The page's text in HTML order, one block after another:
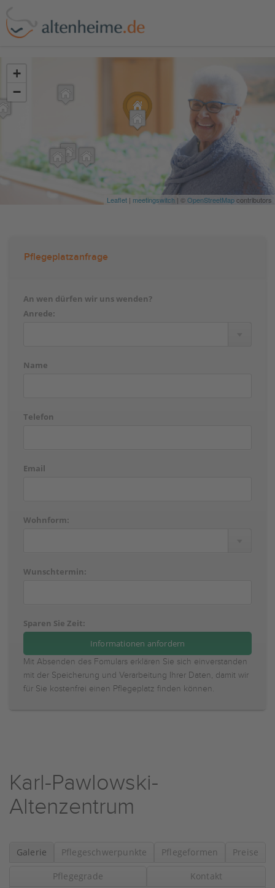
+
−
Leaflet | meetingswitch | ©OpenStreetMapcontributors
Pflegeplatzanfrage
An wen dürfen wir uns wenden?
Anrede:
Name
Telefon
Email
Wohnform:
Wunschtermin:
Sparen Sie Zeit:
Mit Absenden des Fomulars erklären Sie sich einverstanden
mit der Speicherung und Verarbeitung Ihrer Daten, damit wir
für Sie kostenfrei einen Pflegeplatz finden können.
Karl-Pawlowski-
Altenzentrum
Galerie Pflegeschwerpunkte Pflegeformen Preise
Pflegegrade Kontakt